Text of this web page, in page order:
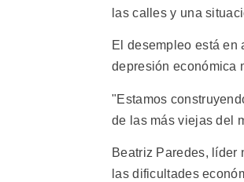
las calles y una
El desempleo está en
depresión económica
"Estamos
de las más viejas del
Beatriz Paredes, líder
las dificultades